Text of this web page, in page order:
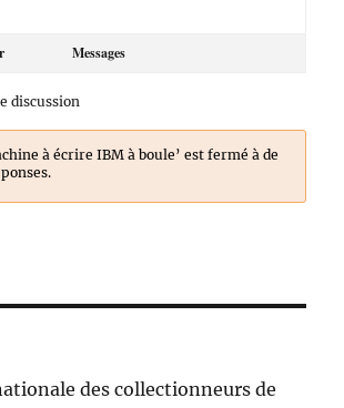
Messages
discussion
à écrire IBM à boule’ est fermé à de
des collectionneurs de